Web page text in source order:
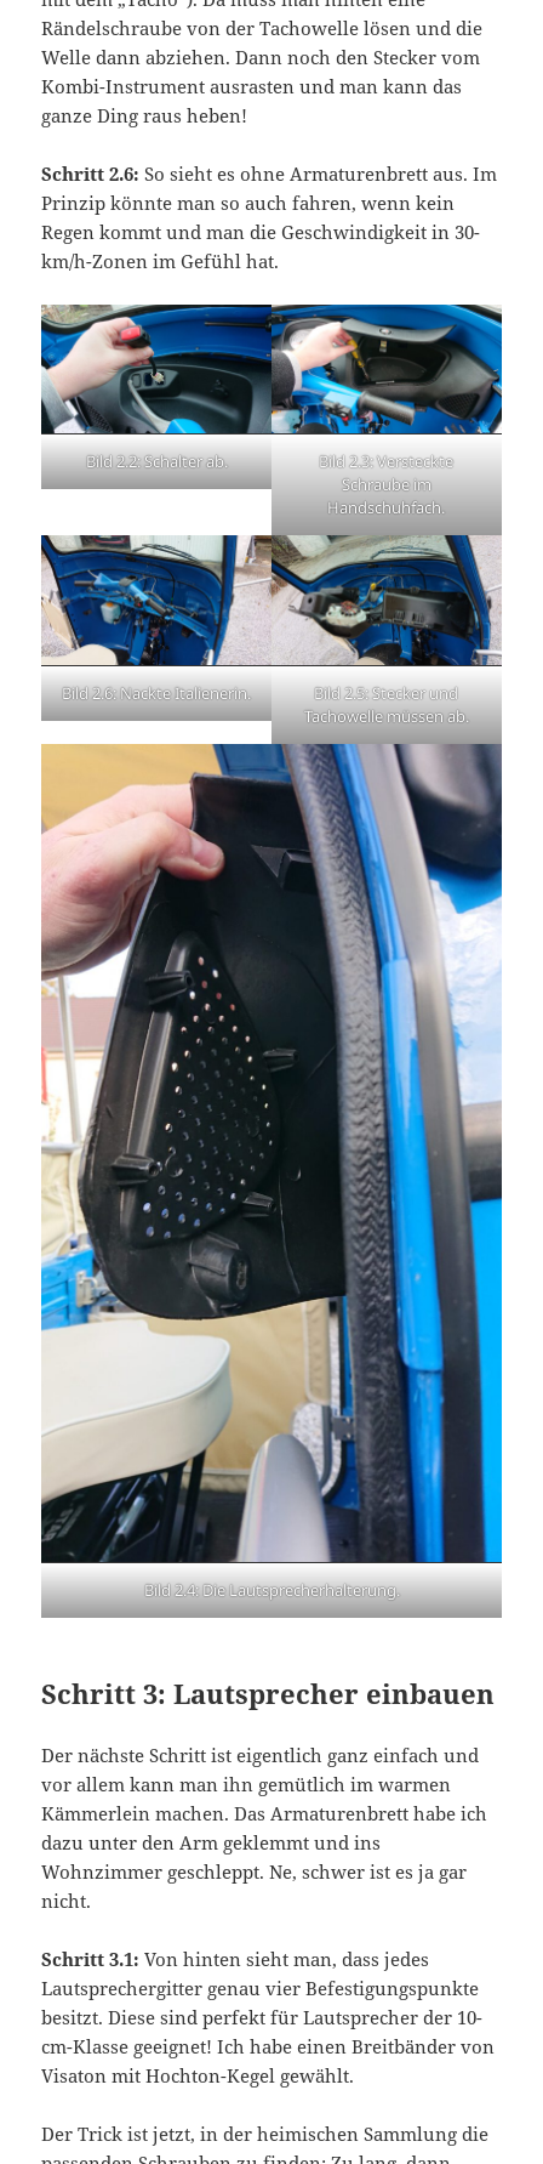
Rändelschraube von der Tachowelle lösen und die
Welle dann abziehen. Dann noch den Stecker vom
Kombi-Instrument ausrasten und man kann das
ganze Ding raus heben!
Schritt 2.6: So sieht es ohne Armaturenbrett aus. Im
Prinzip könnte man so auch fahren, wenn kein
Regen kommt und man die Geschwindigkeit in 30-
km/h-Zonen im Gefühl hat.
Bild 2.2: Schalter ab.
Bild 2.3: Versteckte
Schraube im
Handschuhfach.
Bild 2.6: Nackte Italienerin.
Bild 2.5: Stecker und
Tachowelle müssen ab.
Bild 2.4: Die Lautsprecherhalterung.
Schritt 3: Lautsprecher einbauen
Der nächste Schritt ist eigentlich ganz einfach und
vor allem kann man ihn gemütlich im warmen
Kämmerlein machen. Das Armaturenbrett habe ich
dazu unter den Arm geklemmt und ins
Wohnzimmer geschleppt. Ne, schwer ist es ja gar
nicht.
Schritt 3.1:Von hinten sieht man, dass jedes
Lautsprechergitter genau vier Befestigungspunkte
besitzt. Diese sind perfekt für Lautsprecher der 10-
cm-Klasse geeignet! Ich habe einen Breitbänder von
Visaton mit Hochton-Kegel gewählt.
Der Trick ist jetzt, in der heimischen Sammlung die